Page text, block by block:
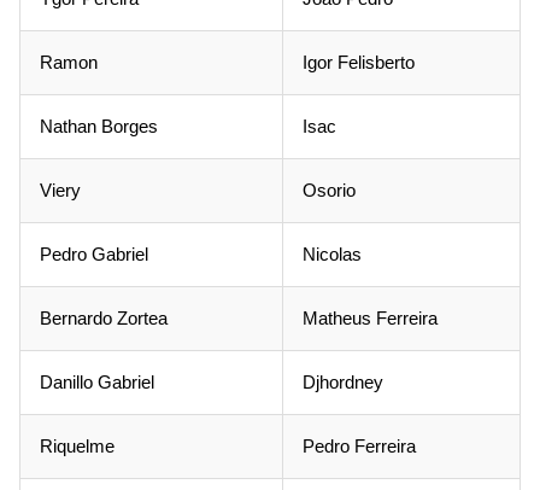
Ramon Igor Felisberto
Nathan Borges Isac
Viery Osorio
Pedro Gabriel Nicolas
Bernardo Zortea Matheus Ferreira
Danillo Gabriel Djhordney
Riquelme Pedro Ferreira